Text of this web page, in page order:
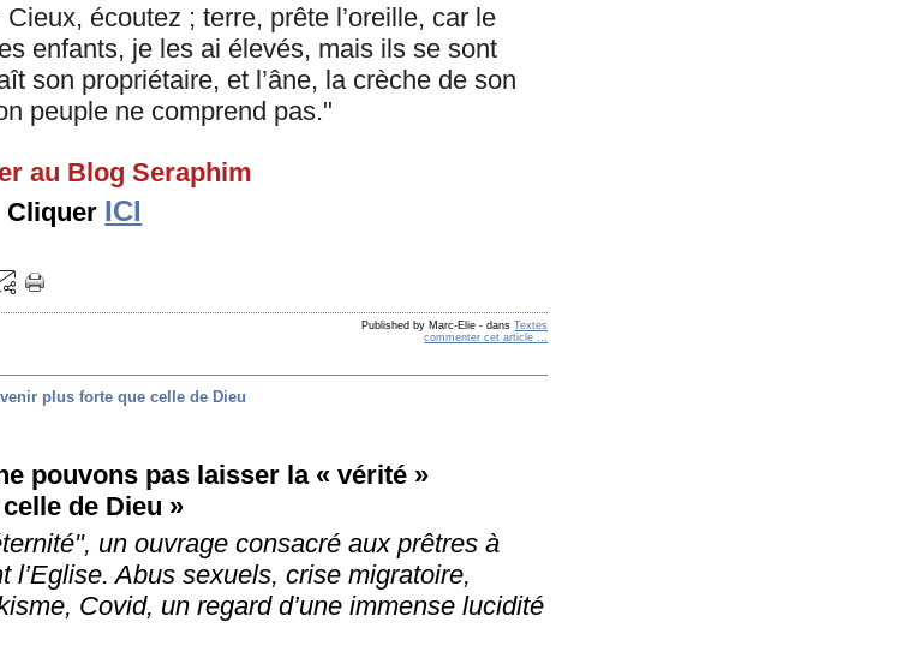
écoutez ; terre, prête l’oreille, car le
enfants, je les ai élevés, mais ils se sont
son propriétaire, et l’âne, la crèche de son
peuple ne comprend pas."
au Blog Seraphim
Cliquer ICI
Published by Marc-Elie - dansTextes
commenter cet article
plus forte que celle de Dieu
pouvons pas laisser la « vérité »
de Dieu »
un ouvrage consacré aux prêtres à
l’Eglise. Abus sexuels, crise migratoire,
Covid, un regard d’une immense lucidité